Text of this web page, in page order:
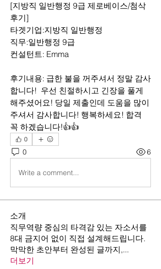
[지방직 일반행정 9급 제로베이스/첨삭
후기]
타겟기업:지방직 일반행정
직무:일반행정 9급
컨설턴트: Emma
후기내용: 급한 불을 꺼주셔서 정말 감사
합니다!  우선 친절하시고 긴장을 풀게
해주셨어요! 당일 제출인데 도움을 많이
주셔서 감사합니다! 행복하세요! 합격
꼭 하겠습니다!👍👍
0
0 6
Write a comment...
소개
직무역량 중심의 타격감 있는 자소서를
8대 금지어 없이 직접 설계해드립니다.
막막한 초안부터 완성된 글까지,...
더보기